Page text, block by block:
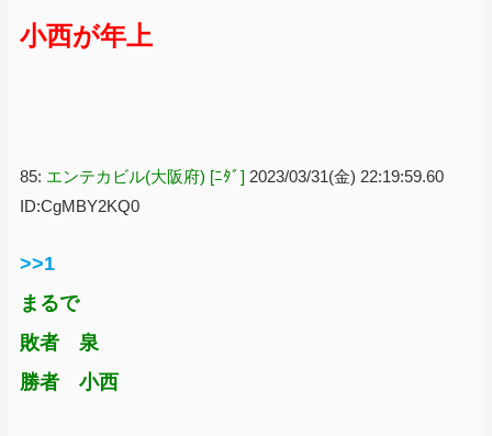
小西が年上
85: エンテカビル(大阪府) [ﾆﾀﾞ] 2023/03/31(金) 22:19:59.60
ID:CgMBY2KQ0
>>1
まるで
敗者 泉
勝者 小西